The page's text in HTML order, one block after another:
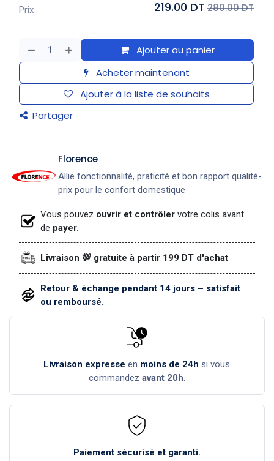
Ajouter au panier
Acheter maintenant
Ajouter à la liste de souhaits
Partager
Prix 219.00 DT 280.00 DT
​Florence
Allie fonctionnalité, praticité et bon rapport qualité-
prix pour le confort domestique
Vous pouvez ouvrir et contrôler votre colis avant
de payer.
Livraison 💯 gratuite à partir 199 DT d'achat
Retour & échange pendant 14 jours – satisfait
ou remboursé.
Livraison expresse en moins de 24h si vous
commandez avant 20h.
Paiement sécurisé et garanti.